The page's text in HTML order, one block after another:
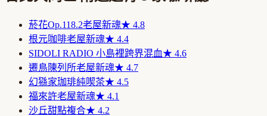
菸花Op.118.2老屋新魂★ 4.8
根元咖啡老屋新魂★ 4.4
SIDOLI RADIO 小島裡跨界混血★ 4.6
遷鳥陳列所老屋新魂★ 4.7
幻猻家珈琲純喫茶★ 4.5
福來許老屋新魂★ 4.1
沙丘甜點複合★ 4.2